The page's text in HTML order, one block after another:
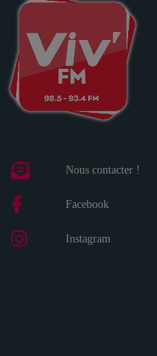
Nous contacter !
Facebook
Instagram